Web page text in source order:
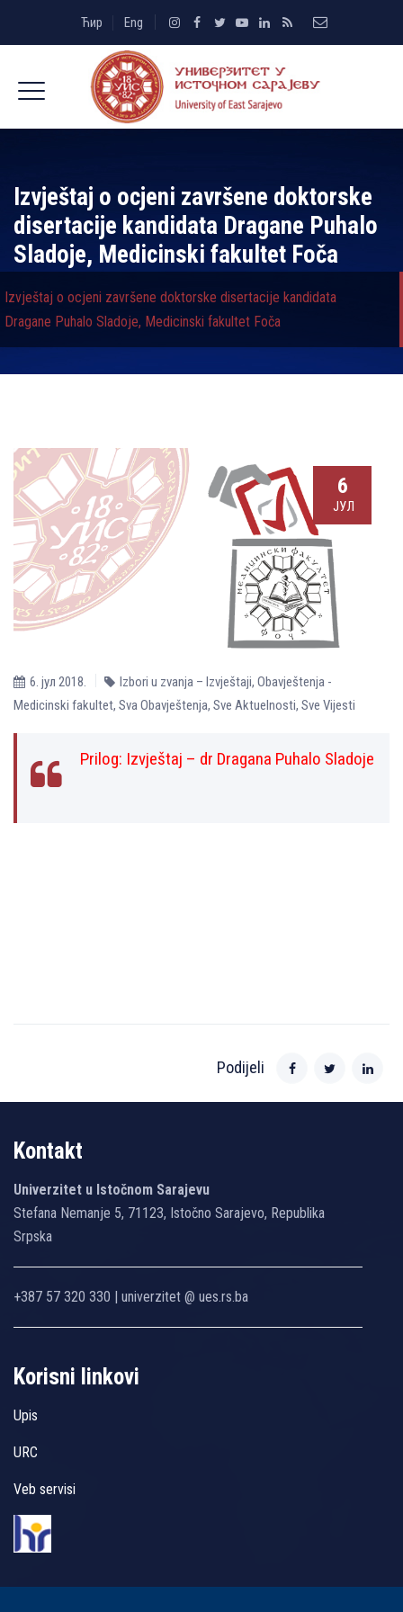
Ћир Eng
Izvještaj o ocjeni završene doktorske
disertacije kandidata Dragane Puhalo
Sladoje, Medicinski fakultet Foča
Izvještaj o ocjeni završene doktorske disertacije kandidata
Dragane Puhalo Sladoje, Medicinski fakultet Foča
6
ЈУЛ
6. јул 2018. Izbori u zvanja – Izvještaji, Obavještenja -
Medicinski fakultet, Sva Obavještenja, Sve Aktuelnosti, Sve Vijesti
Prilog: Izvještaj – dr Dragana Puhalo Sladoje
Podijeli
Kontakt
Univerzitet u Istočnom Sarajevu
Stefana Nemanje 5, 71123, Istočno Sarajevo, Republika
Srpska
+387 57 320 330 | univerzitet @ ues.rs.ba
Korisni linkovi
Upis
URC
Veb servisi